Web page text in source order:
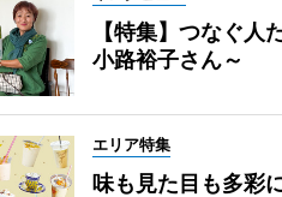
【特集】つなぐ人
小路裕子さん～
エリア特集
味も見た目も多彩